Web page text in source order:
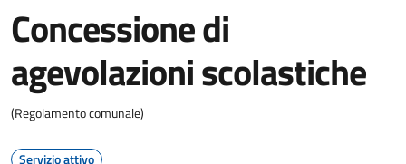
Concessione di
agevolazioni scolastiche
(Regolamento comunale)
Servizio attivo